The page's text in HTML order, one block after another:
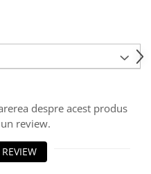
despre acest produs
review.